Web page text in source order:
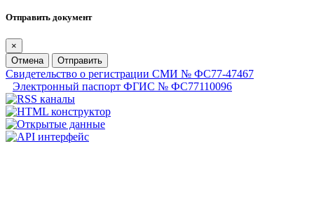
Отправить документ
×
Отмена
Отправить
Свидетельство о регистрации СМИ № ФС77-47467
Электронный паспорт ФГИС № ФС77110096